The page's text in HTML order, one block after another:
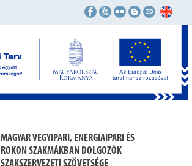
MAGYAR VEGYIPARI, ENERGIAIPARI ÉS
ROKON SZAKMÁKBAN DOLGOZÓK
SZAKSZERVEZETI SZÖVETSÉGE